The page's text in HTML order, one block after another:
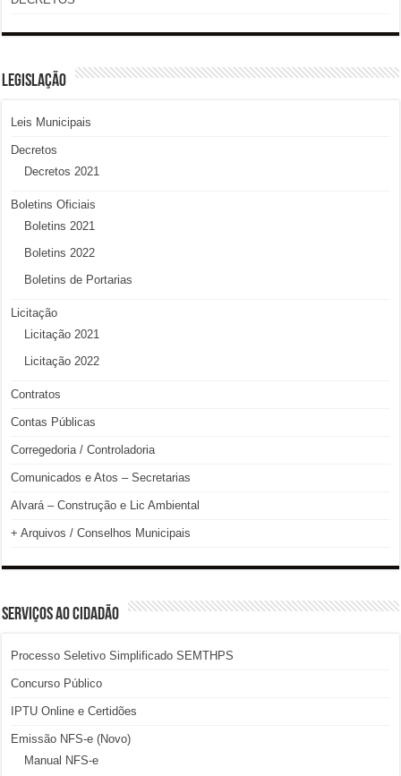
LEGISLAÇÃO
Leis Municipais
Decretos
Decretos 2021
Boletins Oficiais
Boletins 2021
Boletins 2022
Boletins de Portarias
Licitação
Licitação 2021
Licitação 2022
Contratos
Contas Públicas
Corregedoria / Controladoria
Comunicados e Atos – Secretarias
Alvará – Construção e Lic Ambiental
+ Arquivos / Conselhos Municipais
SERVIÇOS AO CIDADÃO
Processo Seletivo Simplificado SEMTHPS
Concurso Público
IPTU Online e Certidões
Emissão NFS-e (Novo)
Manual NFS-e